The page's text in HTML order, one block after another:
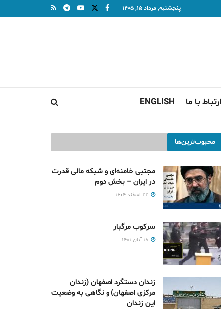
پنجشنبه, مرداد ۱۵, ۱۴۰۵
ارتباط با ما ENGLISH
محبوب‌ترین‌ها
مجتبی خامنه‌ای و شبکه مالی قدرت
در ایران – بخش دوم
سرکوب مرگبار
زندان دستگرد اصفهان (زندان
مرکزی اصفهان) و نگاهی به وضعیت
این زندان